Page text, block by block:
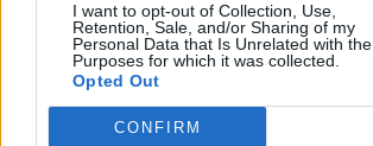
I want to opt-out of Collection, Use,
Retention, Sale, and/or Sharing of my
Personal Data that Is Unrelated with the
Purposes for which it was collected.
Opted Out
CONFIRM